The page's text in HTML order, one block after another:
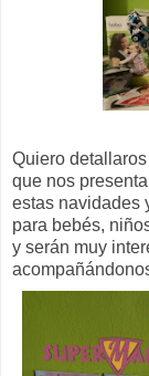
Quiero
que nos
estas navidades
para bebés,
y serán muy